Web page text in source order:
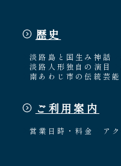
歴史
淡路島と国生み神話
淡路人形独自の演目
南あわじ市の伝統芸能
ご利用案内
営業日時・料金 ア